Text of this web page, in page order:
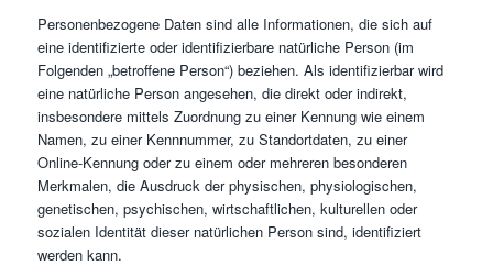
Personenbezogene Daten sind alle Informationen, die sich auf
eine identifizierte oder identifizierbare natürliche Person (im
Folgenden „betroffene Person“) beziehen. Als identifizierbar wird
eine natürliche Person angesehen, die direkt oder indirekt,
insbesondere mittels Zuordnung zu einer Kennung wie einem
Namen, zu einer Kennnummer, zu Standortdaten, zu einer
Online-Kennung oder zu einem oder mehreren besonderen
Merkmalen, die Ausdruck der physischen, physiologischen,
genetischen, psychischen, wirtschaftlichen, kulturellen oder
sozialen Identität dieser natürlichen Person sind, identifiziert
werden kann.